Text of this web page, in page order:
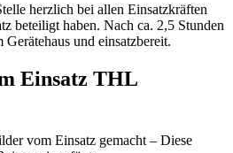
herzlich bei allen Einsatzkräften
beteiligt haben. Nach ca. 2,5 Stunden
und einsatzbereit.
Einsatz THL
vom Einsatz gemacht – Diese